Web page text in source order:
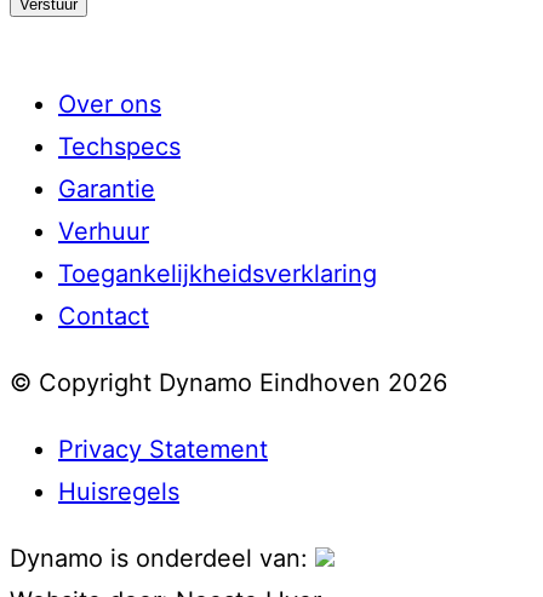
stroming
Over ons
Techspecs
Garantie
Verhuur
Toegankelijkheidsverklaring
Contact
© Copyright Dynamo Eindhoven 2026
Privacy Statement
Huisregels
Dynamo is onderdeel van: